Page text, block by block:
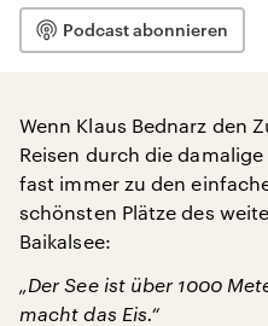
Podcast abonnieren
Wenn Klaus Bednarz den
Reisen durch die
fast immer zu den
schönsten Plätze des
Baikalsee:
„Der See ist über 1000
macht das Eis.“